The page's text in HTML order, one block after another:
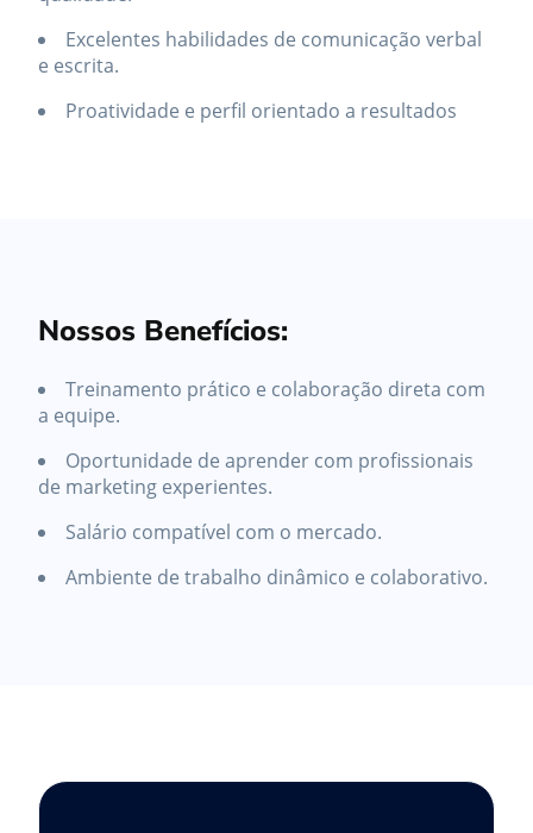
Excelentes habilidades de comunicação verbal
e escrita.
Proatividade e perfil orientado a resultados
Nossos Benefícios:
Treinamento prático e colaboração direta com
a equipe.
Oportunidade de aprender com profissionais
de marketing experientes.
Salário compatível com o mercado.
Ambiente de trabalho dinâmico e colaborativo.